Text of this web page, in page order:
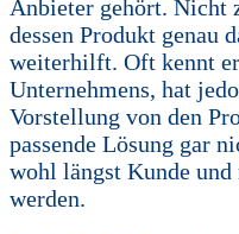
Anbieter gehört. Nicht
dessen Produkt genau
weiterhilft. Oft kennt er
Unternehmens, hat
Vorstellung von den
passende Lösung gar
wohl längst Kunde
werden.